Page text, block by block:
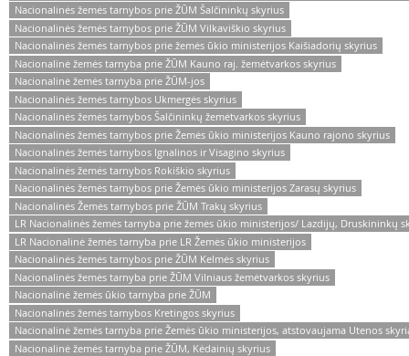
Nacionalinės žemės tarnybos prie ŽŪM Šalčininkų skyrius
Nacionalinės žemės tarnybos prie ŽŪM Vilkaviškio skyrius
Nacionalinės žemės tarnybos prie žemės ūkio ministerijos Kaišiadorių skyrius
Nacionalinė žemės tarnyba prie ŽŪM Kauno raj. žemėtvarkos skyrius
Nacionalinė žemės tarnyba prie ŽŪM-jos
Nacionalinės žemės tarnybos Ukmergės skyrius
Nacionalinės žemės tarnybos Šalčininkų žemėtvarkos skyrius
Nacionalinės žemės tarnybos prie Žemės ūkio ministerijos Kauno rajono skyrius
Nacionalinės žemės tarnybos Ignalinos ir Visagino skyrius
Nacionalinės žemės tarnybos Rokiškio skyrius
Nacionalinės žemės tarnybos prie Žemės ūkio ministerijos Zarasų skyrius
Nacionalinės Žemės tarnybos prie ŽŪM Trakų skyrius
LR Nacionalinės žemės tarnyba prie žemės ūkio ministerijos/ Lazdijų, Druskininkų
LR Nacionalinė žemės tarnyba prie LR Žemės ūkio ministerijos
Nacionalinės žemės tarnybos prie ŽŪM Kelmės skyrius
Nacionalinės žemės tarnyba prie ŽŪM Vilniaus žemėtvarkos skyrius
Nacionalinė žemės ūkio tarnyba prie ŽŪM
Nacionalinės žemės tarnybos Kretingos skyrius
Nacionalinė žemės tarnyba prie Žemės ūkio ministerijos, atstovaujama Utenos
Nacionalinė žemės tarnyba prie ŽŪM, Kėdainių skyrius